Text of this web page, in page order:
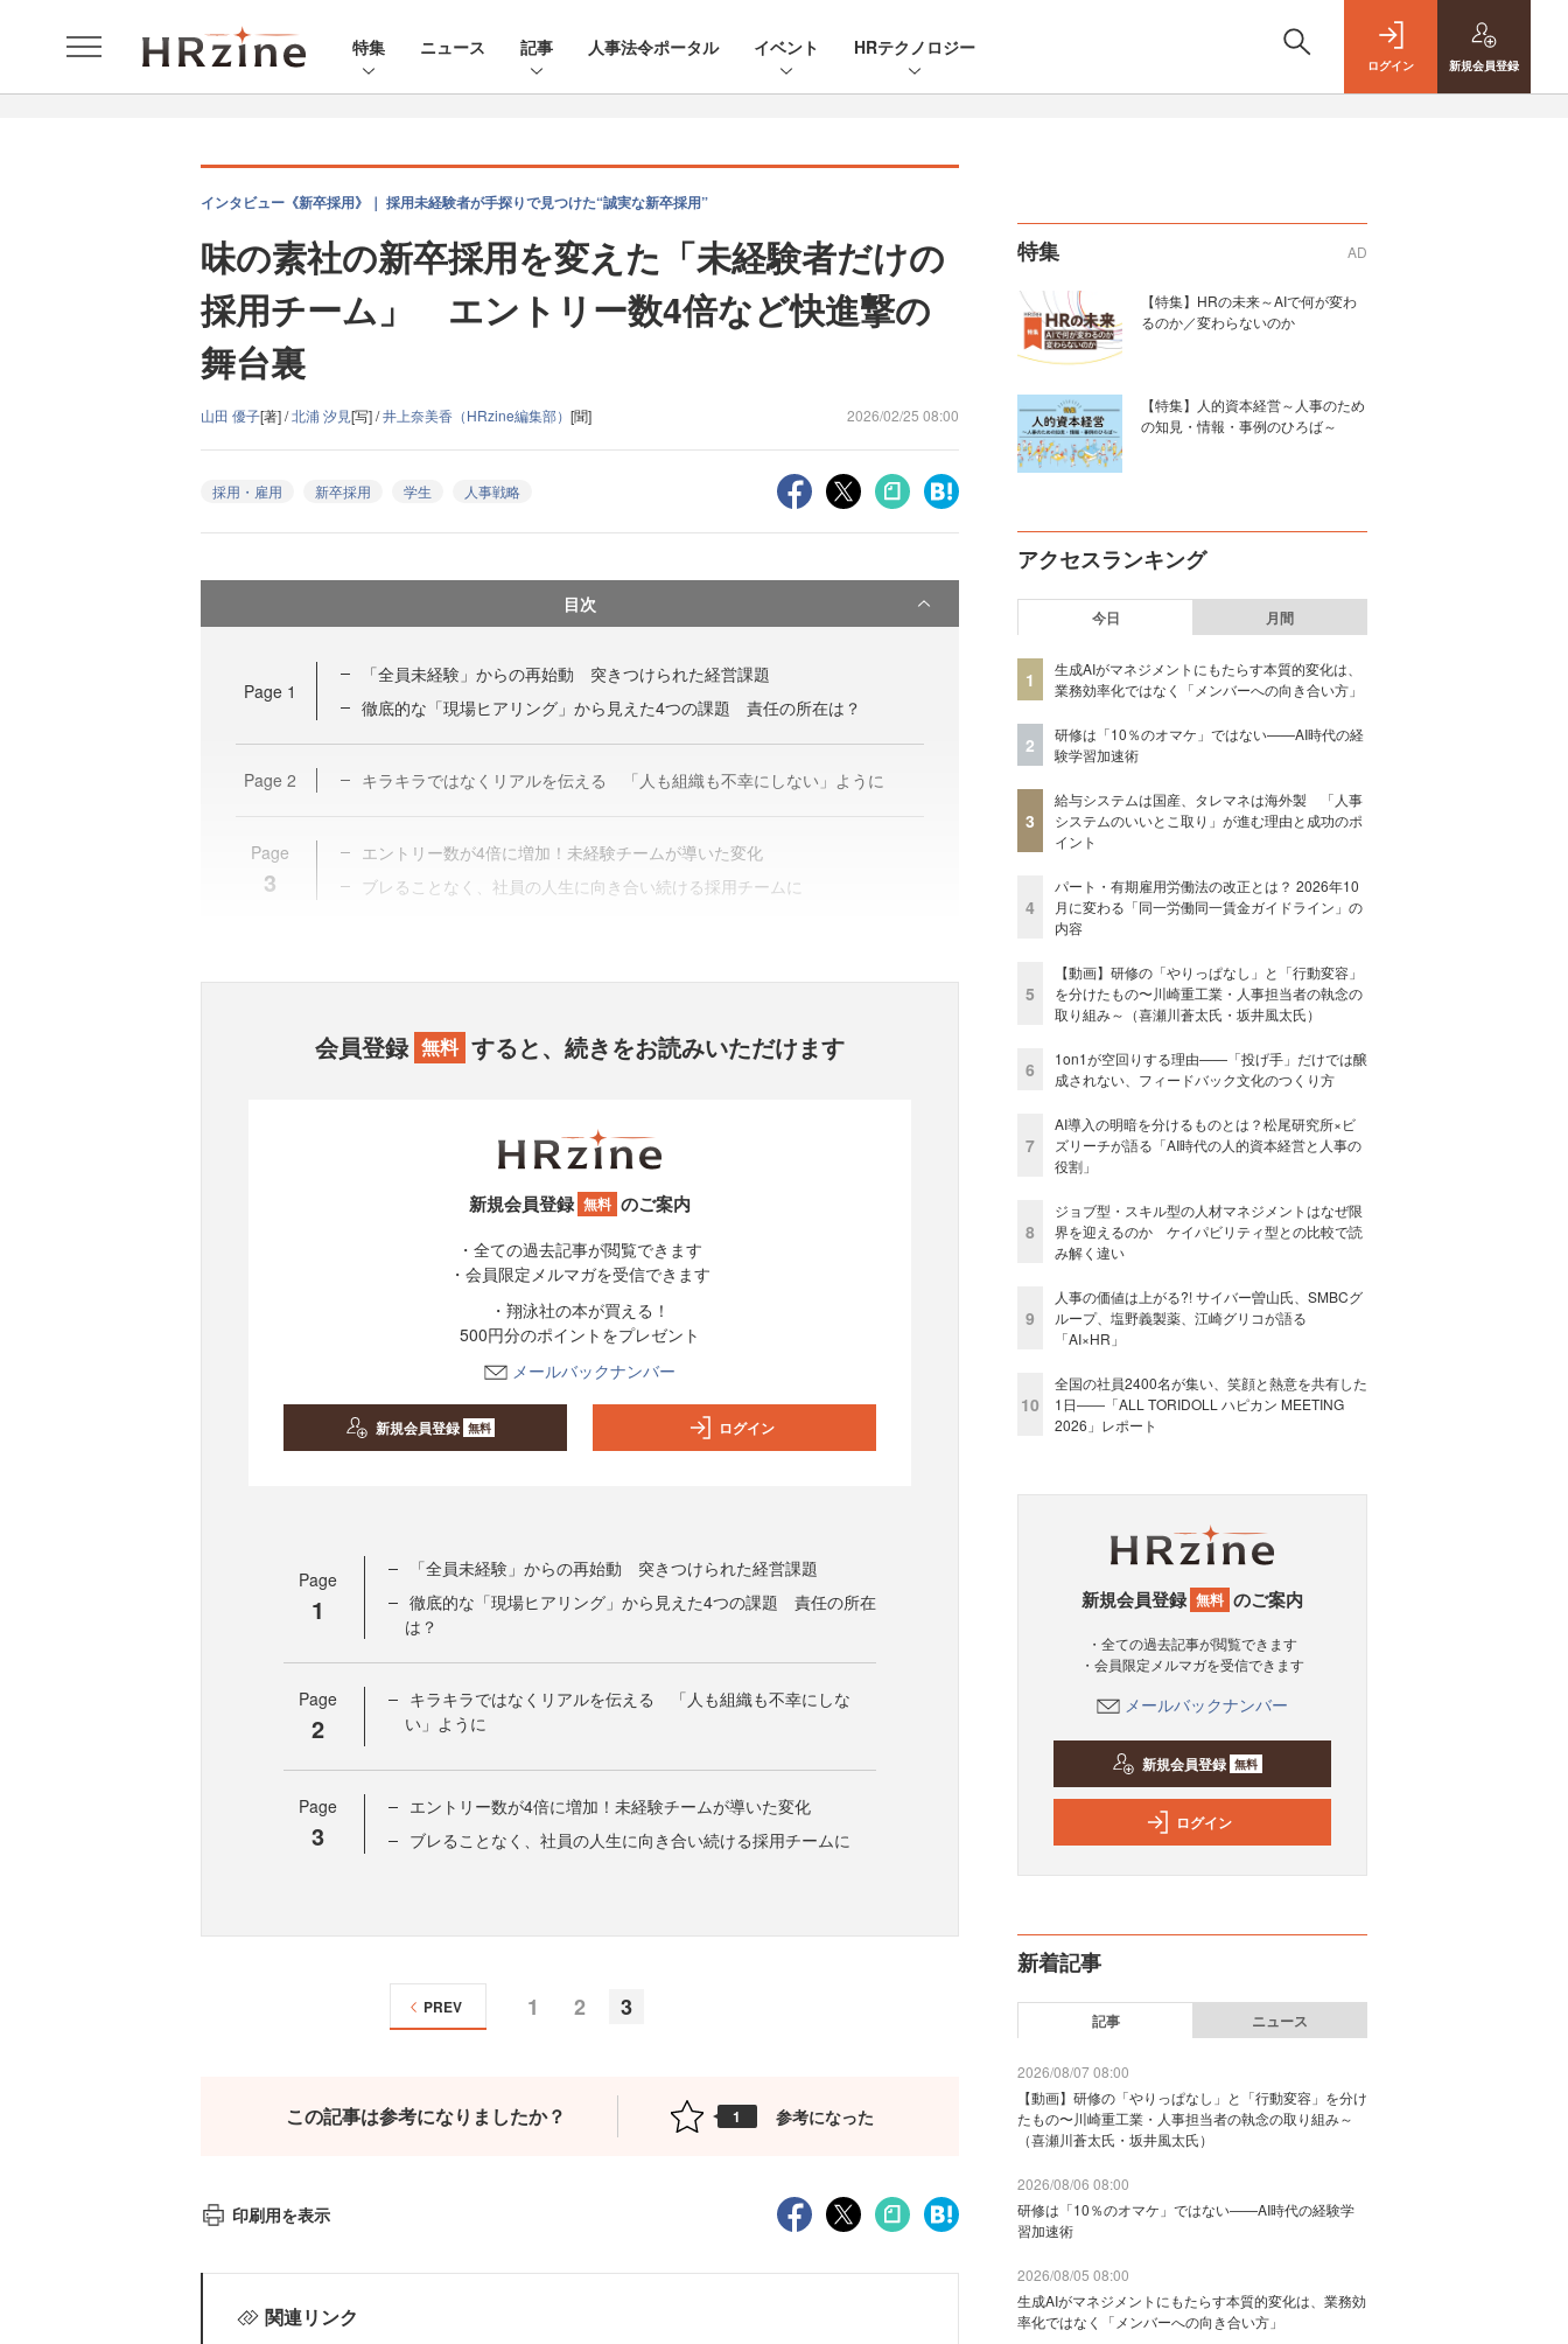
特集 ニュース 記事 人事法令ポータル イベント HRテクノロジー
ログイン 新規会員登録
インタビュー《新卒採用》｜ 採用未経験者が手探りで見つけた“誠実な新卒採用”
味の素社の新卒採用を変えた「未経験者だけの
採用チーム」 エントリー数4倍など快進撃の
舞台裏
山田 優子[著] /北浦 汐見[写] /井上奈美香（HRzine編集部） [聞] 2026/02/25 08:00
採用・雇用 新卒採用 学生 人事戦略
目次
Page 1
「全員未経験」からの再始動 突きつけられた経営課題
徹底的な「現場ヒアリング」から見えた4つの課題 責任の所在は？
Page 2 キラキラではなくリアルを伝える 「人も組織も不幸にしない」ように
Page
3
エントリー数が4倍に増加！未経験チームが導いた変化
ブレることなく、社員の人生に向き合い続ける採用チームに
会員登録 無料 すると、続きをお読みいただけます
新規会員登録 無料 のご案内
・全ての過去記事が閲覧できます
・会員限定メルマガを受信できます
・翔泳社の本が買える！
500円分のポイントをプレゼント
メールバックナンバー
新規会員登録 無料 ログイン
Page
1
「全員未経験」からの再始動 突きつけられた経営課題
徹底的な「現場ヒアリング」から見えた4つの課題 責任の所在
は？
Page
2
キラキラではなくリアルを伝える 「人も組織も不幸にしな
い」ように
Page
3
エントリー数が4倍に増加！未経験チームが導いた変化
ブレることなく、社員の人生に向き合い続ける採用チームに
1 2 3
PREV
この記事は参考になりましたか？ 1 参考になった
印刷用を表示
関連リンク
特集 AD
【特集】HRの未来～AIで何が変わ
るのか／変わらないのか
【特集】人的資本経営～人事のため
の知見・情報・事例のひろば～
アクセスランキング
今日 月間
1
生成AIがマネジメントにもたらす本質的変化は、
業務効率化ではなく「メンバーへの向き合い方」
2
研修は「10％のオマケ」ではない——AI時代の経
験学習加速術
3
給与システムは国産、タレマネは海外製 「人事
システムのいいとこ取り」が進む理由と成功のポ
イント
4
パート・有期雇用労働法の改正とは？ 2026年10
月に変わる「同一労働同一賃金ガイドライン」の
内容
5
【動画】研修の「やりっぱなし」と「行動変容」
を分けたもの〜川崎重工業・人事担当者の執念の
取り組み～（喜瀬川蒼太氏・坂井風太氏）
6
1on1が空回りする理由——「投げ手」だけでは醸
成されない、フィードバック文化のつくり方
7
AI導入の明暗を分けるものとは？松尾研究所×ビ
ズリーチが語る「AI時代の人的資本経営と人事の
役割」
8
ジョブ型・スキル型の人材マネジメントはなぜ限
界を迎えるのか ケイパビリティ型との比較で読
み解く違い
9
人事の価値は上がる?! サイバー曽山氏、SMBCグ
ループ、塩野義製薬、江崎グリコが語る
「AI×HR」
10
全国の社員2400名が集い、笑顔と熱意を共有した
1日――「ALL TORIDOLL ハピカン MEETING
2026」レポート
新規会員登録 無料 のご案内
・全ての過去記事が閲覧できます
・会員限定メルマガを受信できます
メールバックナンバー
新規会員登録 無料
ログイン
新着記事
記事 ニュース
2026/08/07 08:00
【動画】研修の「やりっぱなし」と「行動変容」を分け
たもの〜川崎重工業・人事担当者の執念の取り組み～
（喜瀬川蒼太氏・坂井風太氏）
2026/08/06 08:00
研修は「10％のオマケ」ではない——AI時代の経験学
習加速術
2026/08/05 08:00
生成AIがマネジメントにもたらす本質的変化は、業務効
率化ではなく「メンバーへの向き合い方」